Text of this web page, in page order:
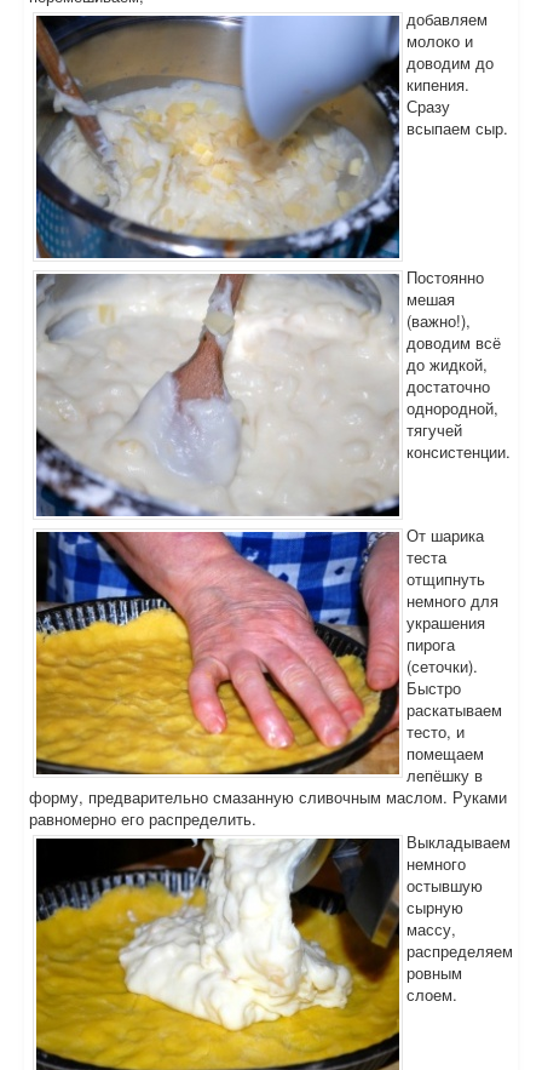
добавляем
молоко и
доводим до
кипения.
Сразу
всыпаем сыр.
Постоянно
мешая
(важно!),
доводим всё
до жидкой,
достаточно
однородной,
тягучей
консистенции.
От шарика
теста
отщипнуть
немного для
украшения
пирога
(сеточки).
Быстро
раскатываем
тесто, и
помещаем
лепёшку в
форму, предварительно смазанную сливочным маслом. Руками
равномерно его распределить.
Выкладываем
немного
остывшую
сырную
массу,
распределяем
ровным
слоем.